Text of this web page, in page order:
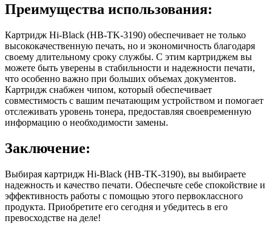
Преимущества использования:
Картридж Hi-Black (HB-TK-3190) обеспечивает не только
высококачественную печать, но и экономичность благодаря
своему длительному сроку службы. С этим картриджем вы
можете быть уверены в стабильности и надежности печати,
что особенно важно при больших объемах документов.
Картридж снабжен чипом, который обеспечивает
совместимость с вашим печатающим устройством и помогает
отслеживать уровень тонера, предоставляя своевременную
информацию о необходимости замены.
Заключение:
Выбирая картридж Hi-Black (HB-TK-3190), вы выбираете
надежность и качество печати. Обеспечьте себе спокойствие и
эффективность работы с помощью этого первоклассного
продукта. Приобретите его сегодня и убедитесь в его
превосходстве на деле!